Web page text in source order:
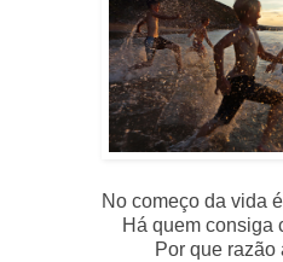
No começo da vida
Há quem consiga
Por que razão